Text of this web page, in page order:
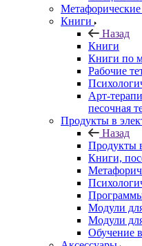
Книги
Назад
Книги
Книги по
Рабочие
Арт-
песочная
Продукты в
Назад
Продукты
Книги,
Модули
Модули
Обучение